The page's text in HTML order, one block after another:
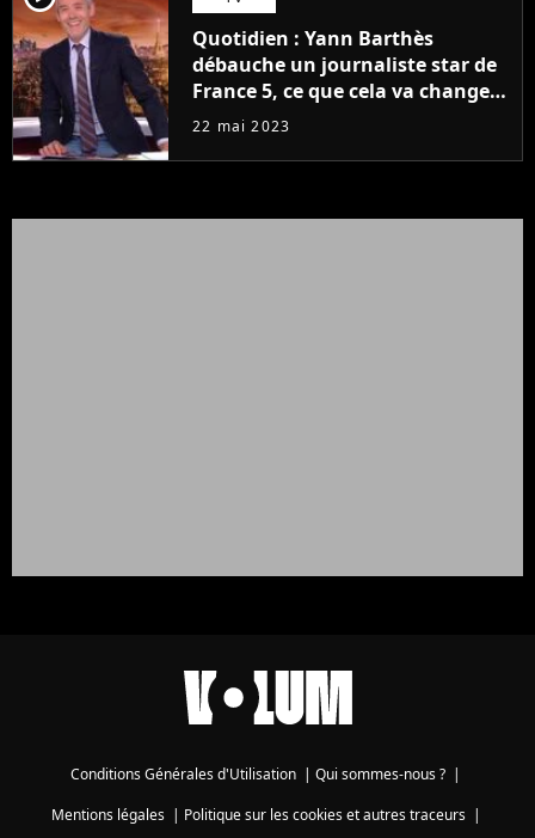
Quotidien : Yann Barthès
débauche un journaliste star de
France 5, ce que cela va changer
à la rentrée
22 mai 2023
Conditions Générales d'Utilisation | Qui sommes-nous ? |
Mentions légales| Politique sur les cookies et autres traceurs|